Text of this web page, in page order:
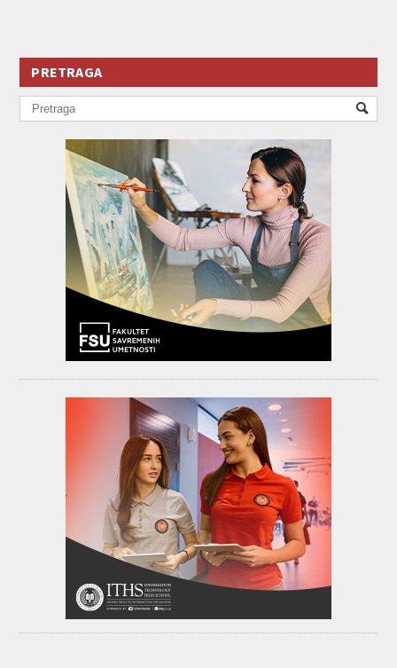
PRETRAGA